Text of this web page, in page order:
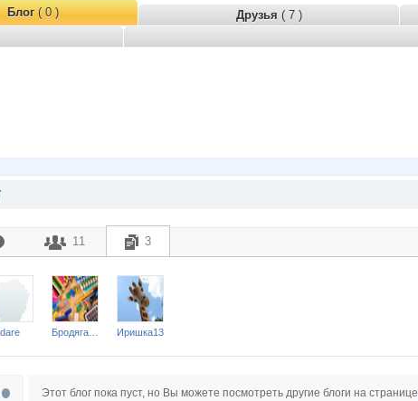
Блог( 0 ) Друзья ( 7 )
11 3
dare Иришка13
Этот блог пока пуст, но Вы можете посмотреть другие блоги на странице